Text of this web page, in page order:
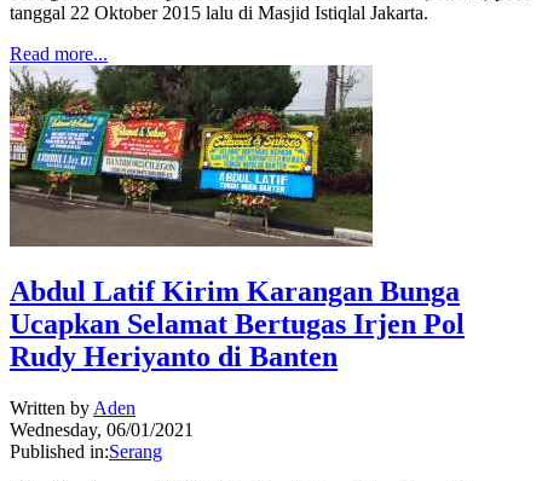
tanggal 22 Oktober 2015 lalu di Masjid Istiqlal Jakarta.
Read more...
Abdul Latif Kirim Karangan Bunga
Ucapkan Selamat Bertugas Irjen Pol
Rudy Heriyanto di Banten
Written by Aden
Wednesday, 06/01/2021
Published in:Serang